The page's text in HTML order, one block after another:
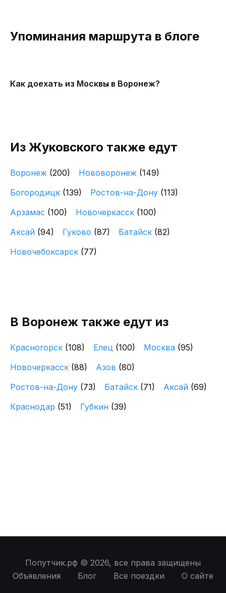
Упоминания маршрута в блоге
Как доехать из Москвы в Воронеж?
Из Жуковского также едут
Воронеж (200) Нововоронеж (149)
Богородицк (139) Ростов-на-Дону (113)
Арзамас (100) Новочеркасск (100)
Аксай (94) Гуково (87) Батайск (82)
Новочебоксарск (77)
В Воронеж также едут из
Красногорск (108) Елец (100) Москва (95)
Новочеркасск (88) Азов (80)
Ростов-на-Дону (73) Батайск (71) Аксай (69)
Краснодар (51) Губкин (39)
Попутчик.рф © 2026, все права защищены
Объявления
Блог Все поездки О сайте